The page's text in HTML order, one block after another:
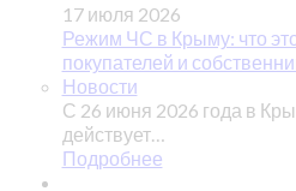
17 июля 2026
Режим ЧС в Крыму: что
покупателей и
Новости
С 26 июня 2026 года в
действует…
Подробнее